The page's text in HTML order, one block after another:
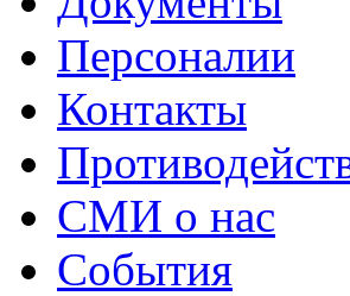
Персоналии
Контакты
СМИ о нас
События